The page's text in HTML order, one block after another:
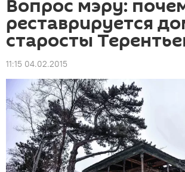
Вопрос мэру:
реставрируется
старосты
11:15 04.02.2015